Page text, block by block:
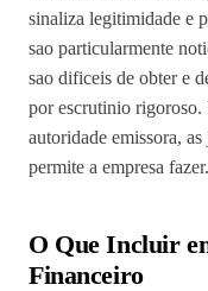
sinaliza legitimidade e
sao particularmente
sao dificeis de obter e
por escrutinio rigoroso.
autoridade emissora,
permite a empresa fazer.
O Que Incluir
Financeiro